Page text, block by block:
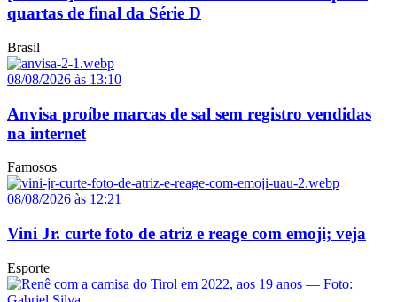
quartas de final da Série D
Brasil
08/08/2026 às 13:10
Anvisa proíbe marcas de sal sem registro vendidas
na internet
Famosos
08/08/2026 às 12:21
Vini Jr. curte foto de atriz e reage com emoji; veja
Esporte